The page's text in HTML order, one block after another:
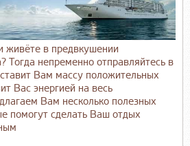
живёте в предвкушении
Тогда непременно отправляйтесь в
Вам массу положительных
Вас энергией на весь
Вам несколько полезных
помогут сделать Ваш отдых